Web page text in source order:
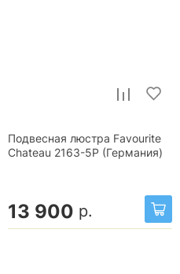
Подвесная люстра Favourite
Chateau 2163-5P (Германия)
13 900 р.